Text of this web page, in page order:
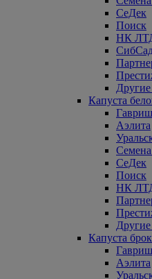
СеДек
Поиск
НК
Капуста
Гавриш
Аэлита
СеДек
Поиск
НК
Капуста
Гавриш
Аэлита